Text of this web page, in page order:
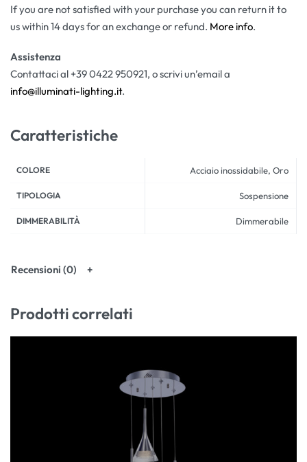
If you are not satisfied with your purchase you can return it to
us within 14 days for an exchange or refund. More info.
Assistenza
Contattaci al +39 0422 950921, o scrivi un’email a
info@illuminati-lighting.it.
Caratteristiche
COLORE Acciaio inossidabile, Oro
TIPOLOGIA Sospensione
DIMMERABILITÀ Dimmerabile
Recensioni (0)
Prodotti correlati